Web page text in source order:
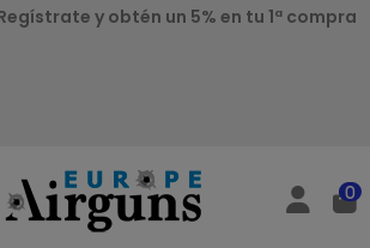
y obtén un 5% en tu 1ª compra
0